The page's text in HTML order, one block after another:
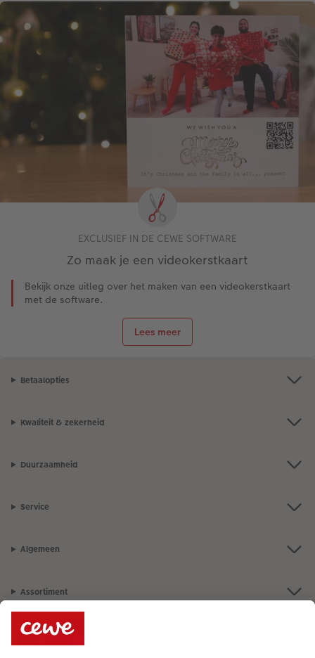
EXCLUSIEF IN DE CEWE SOFTWARE
Zo maak je een videokerstkaart
Bekijk onze uitleg over het maken van een videokerstkaart
met de software.
Lees meer
Betaalopties
Kwaliteit & zekerheid
Duurzaamheid
Service
Algemeen
Assortiment